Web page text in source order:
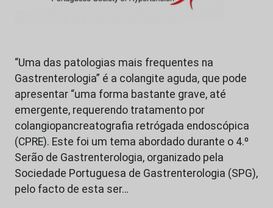
“Uma das patologias mais frequentes na
Gastrenterologia” é a colangite aguda, que pode
apresentar “uma forma bastante grave, até
emergente, requerendo tratamento por
colangiopancreatografia retrógada endoscópica
(CPRE). Este foi um tema abordado durante o 4.º
Serão de Gastrenterologia, organizado pela
Sociedade Portuguesa de Gastrenterologia (SPG),
pelo facto de esta ser…